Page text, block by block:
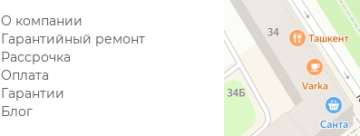
О компании
Гарантийный ремонт
Рассрочка
Оплата
Гарантии
Блог